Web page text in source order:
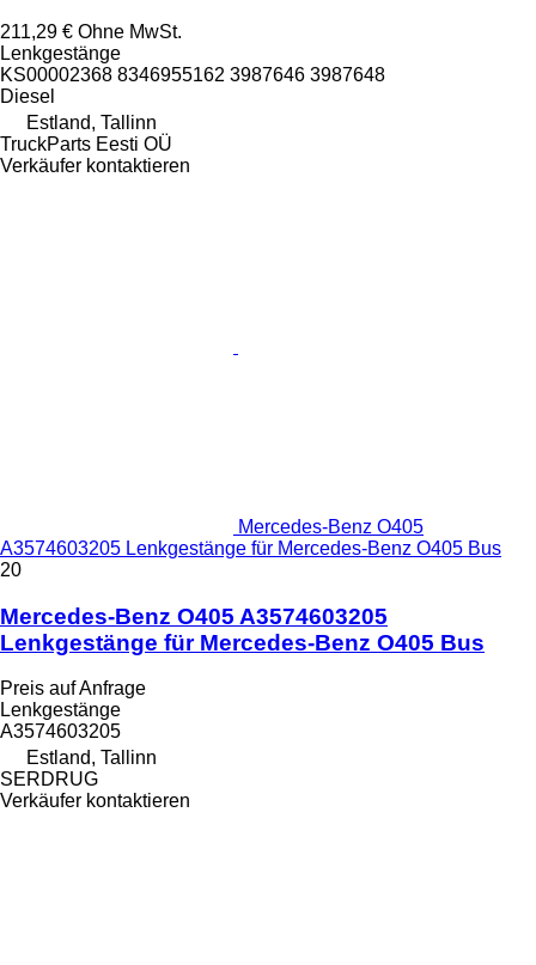
211,29 € Ohne MwSt.
Lenkgestänge
KS00002368 8346955162 3987646 3987648
Diesel
Estland, Tallinn
TruckParts Eesti OÜ
Verkäufer kontaktieren
Mercedes-Benz O405
A3574603205 Lenkgestänge für Mercedes-Benz O405 Bus
20
Mercedes-Benz O405 A3574603205
Lenkgestänge für Mercedes-Benz O405 Bus
Preis auf Anfrage
Lenkgestänge
А3574603205
Estland, Tallinn
SERDRUG
Verkäufer kontaktieren